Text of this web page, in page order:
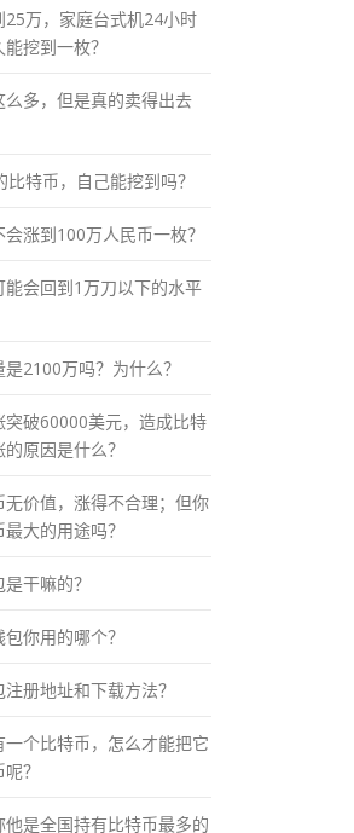
25万，家庭台式机24小时
挖到一枚？
么多，但是真的卖得出去
比特币，自己能挖到吗？
涨到100万人民币一枚？
能会回到1万刀以下的水平
2100万吗？为什么？
突破60000美元，造成比特
原因是什么？
无价值，涨得不合理；但你
大的用途吗？
干嘛的？
你用的哪个？
册地址和下载方法？
一个比特币，怎么才能把它
？
他是全国持有比特币最多的